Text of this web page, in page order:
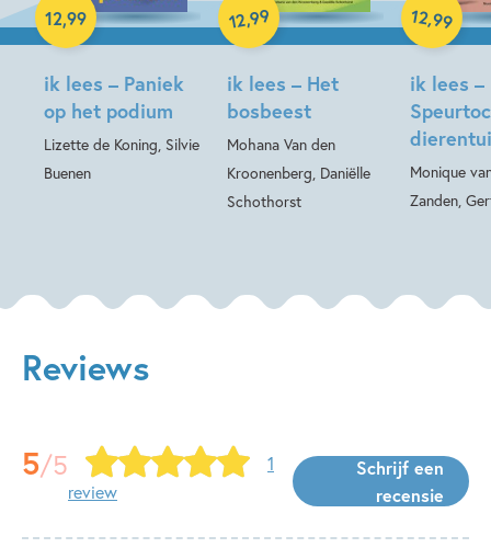
ik lees – Paniek
op het podium
Lizette de Koning, Silvie
Buenen
12,99
Hardcover
ik lees – Het
bosbeest
Mohana Van den
Kroonenberg, Daniëlle
Schothorst
12,99
Hardcover
ik lees –
Monique
Zanden,
12,99
Hardcover
Reviews
5/5
1
review
Schrijf een
recensie